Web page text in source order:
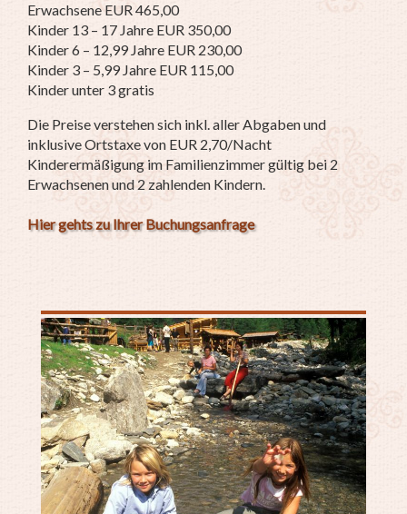
Erwachsene EUR 465,00
Kinder 13 – 17 Jahre EUR 350,00
Kinder 6 – 12,99 Jahre EUR 230,00
Kinder 3 – 5,99 Jahre EUR 115,00
Kinder unter 3 gratis
Die Preise verstehen sich inkl. aller Abgaben und
inklusive Ortstaxe von EUR 2,70/Nacht
Kinderermäßigung im Familienzimmer gültig bei 2
Erwachsenen und 2 zahlenden Kindern.
Hier gehts zu Ihrer Buchungsanfrage